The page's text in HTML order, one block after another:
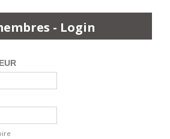
- Login